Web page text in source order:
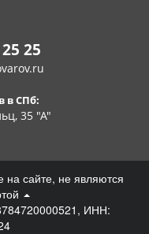
25
в СПб:
35 "А"
сайте, не являются
ИНН: